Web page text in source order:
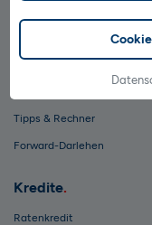
Wertpapierangebot
Baufinanzierung
Tipps & Rechner
Forward-Darlehen
Kredite
Ratenkredit